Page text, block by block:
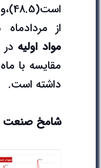
از
مواد اولیه
داشته است.
شامخ صنعت